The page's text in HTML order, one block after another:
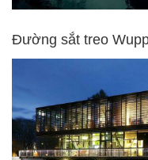
Đường sắt treo